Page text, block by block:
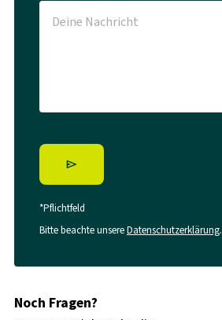
*Pflichtfeld
Bitte beachte unsereDatenschutzerklärung.
Noch Fragen?